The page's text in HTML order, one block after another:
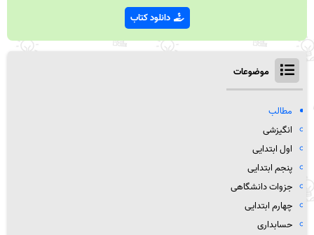
دانلود کتاب
موضوعات
مطالب
انگیزشی
اول ابتدایی
پنجم ابتدایی
جزوات دانشگاهی
چهارم ابتدایی
حسابداری